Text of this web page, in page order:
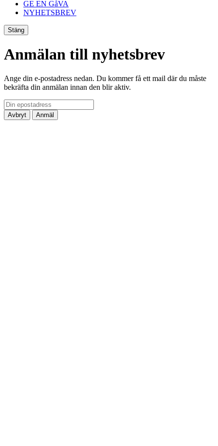
GE EN GåVA
NYHETSBREV
Stäng
Anmälan till nyhetsbrev
Ange din e-postadress nedan. Du kommer få ett mail där du måste
bekräfta din anmälan innan den blir aktiv.
Avbryt Anmäl